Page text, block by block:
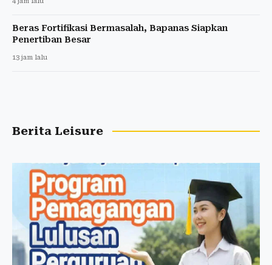
Beras Fortifikasi Bermasalah, Bapanas Siapkan
Penertiban Besar
13 jam lalu
Berita Leisure